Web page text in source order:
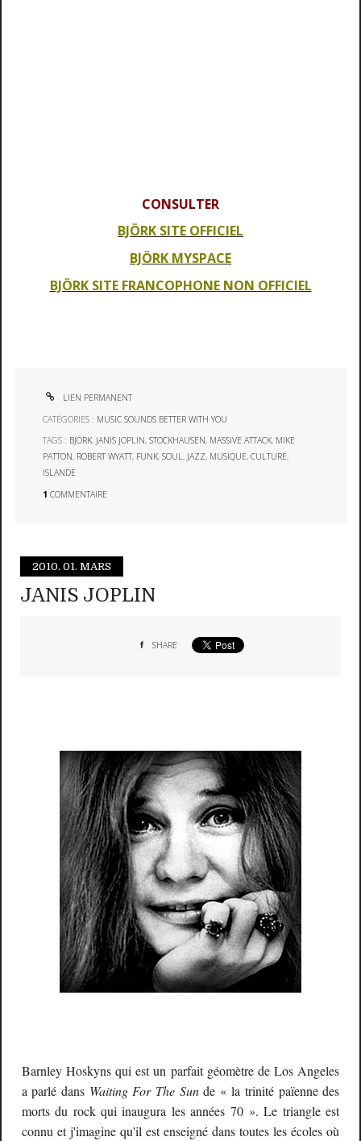
CONSULTER
BJÖRK SITE OFFICIEL
BJÖRK MYSPACE
BJÖRK SITE FRANCOPHONE NON OFFICIEL
LIEN PERMANENT
CATÉGORIES : MUSIC SOUNDS BETTER WITH YOU
TAGS : BJÖRK, JANIS JOPLIN,STOCKHAUSEN, MASSIVE ATTACK, MIKE
PATTON, ROBERT WYATT, FUNK,SOUL, JAZZ, MUSIQUE,CULTURE,
ISLANDE
1 COMMENTAIRE
2010. 01. MARS
JANIS JOPLIN
SHARE
Barnley Hoskyns qui est un parfait géomètre de Los Angeles
a parlé dans Waiting For The Sunde « la trinité païenne des
morts du rock qui inaugura les années 70 ». Le triangle est
connu et j'imagine qu'il est enseigné dans toutes les écoles où